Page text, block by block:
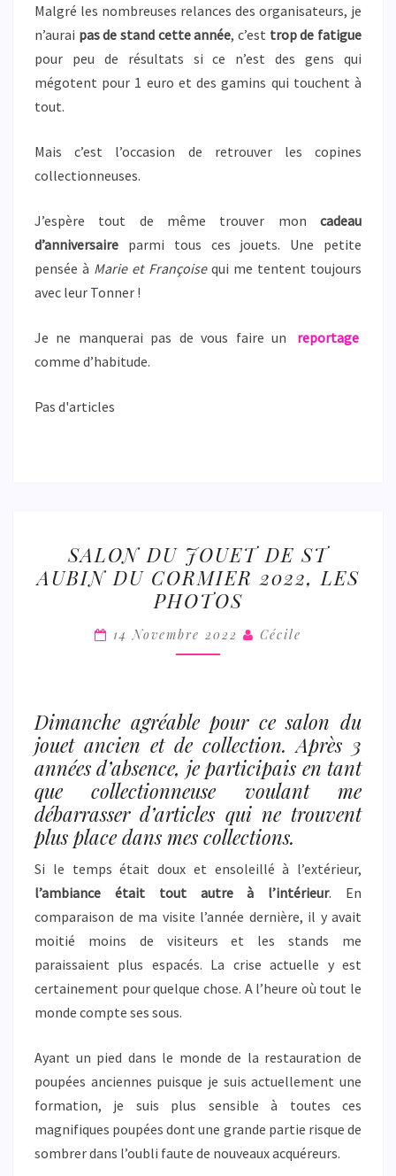
Malgré les nombreuses relances des organisateurs, je
n’aurai pas de stand cette année, c’est trop de fatigue
pour peu de résultats si ce n’est des gens qui
mégotent pour 1 euro et des gamins qui touchent à
tout.
Mais c’est l’occasion de retrouver les copines
collectionneuses.
J’espère tout de même trouver mon cadeau
d’anniversaire parmi tous ces jouets. Une petite
pensée à Marie et Françoisequi me tentent toujours
avec leur Tonner !
Je ne manquerai pas de vous faire un
reportage
comme d’habitude.
Pas d'articles
DU
JOUET
DE
ST
AUBIN
2022,
LES
PHOTOS
SALON DU JOUET DE ST
AUBIN DU CORMIER 2022, LES
PHOTOS
14 Novembre 2022 Cécile
Dimanche agréable pour ce salon du
jouet ancien et de collection. Après 3
années d’absence, je participais en tant
que collectionneuse voulant me
débarrasser d’articles qui ne trouvent
plus place dans mes collections.
Si le temps était doux et ensoleillé à l’extérieur,
l’ambiance était tout autre à l’intérieur. En
comparaison de ma visite l’année dernière, il y avait
moitié moins de visiteurs et les stands me
paraissaient plus espacés. La crise actuelle y est
certainement pour quelque chose. A l’heure où tout le
monde compte ses sous.
Ayant un pied dans le monde de la restauration de
poupées anciennes puisque je suis actuellement une
formation, je suis plus sensible à toutes ces
magnifiques poupées dont une grande partie risque de
sombrer dans l’oubli faute de nouveaux acquéreurs.